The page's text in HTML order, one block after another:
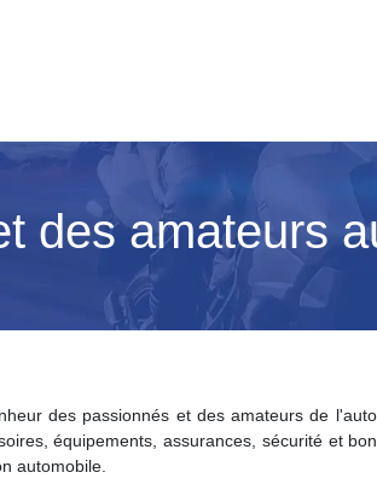
des amateurs
des passionnés et des amateurs de
équipements, assurances, sécurité et
automobile.